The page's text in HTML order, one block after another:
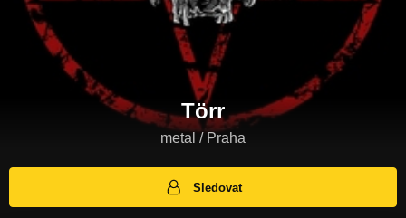
Törr
metal / Praha
Sledovat